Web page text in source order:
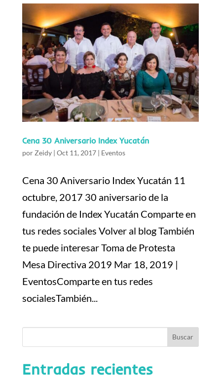
Cena 30 Aniversario Index Yucatán
por Zeidy| Oct 11, 2017| Eventos
Cena 30 Aniversario Index Yucatán 11
octubre, 2017 30 aniversario de la
fundación de Index Yucatán Comparte en
tus redes sociales Volver al blog También
te puede interesar Toma de Protesta
Mesa Directiva 2019 Mar 18, 2019 |
EventosComparte en tus redes
socialesTambién...
Entradas recientes